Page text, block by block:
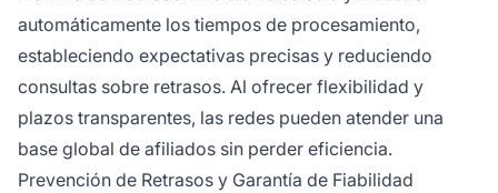
automáticamente los tiempos de procesamiento,
estableciendo expectativas precisas y reduciendo
consultas sobre retrasos. Al ofrecer flexibilidad y
plazos transparentes, las redes pueden atender una
base global de afiliados sin perder eficiencia.
Prevención de Retrasos y Garantía de Fiabilidad